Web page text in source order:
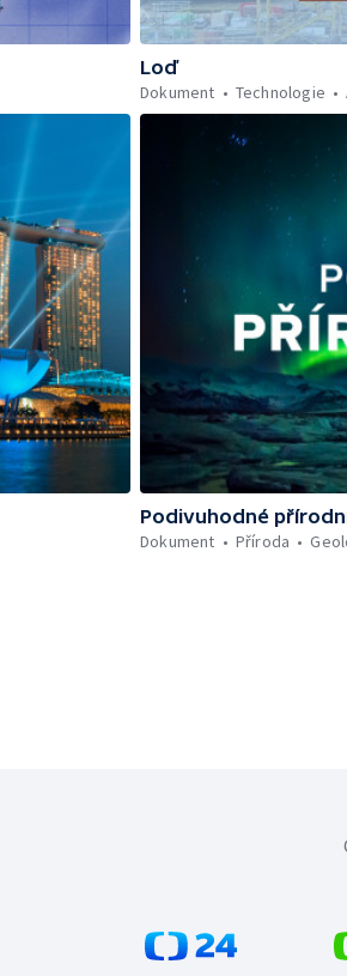
Loď
Dokument
Technologie
Podivuhodné
Dokument
Příroda